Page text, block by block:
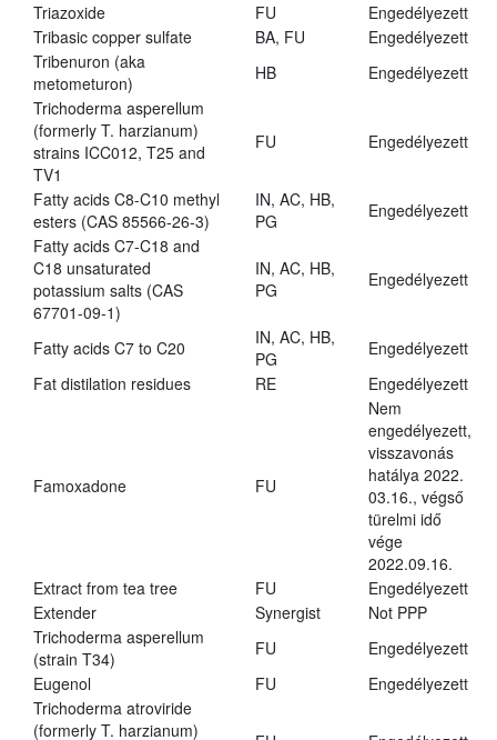
Triazoxide
FU
Engedélyezett
Tribasic copper sulfate
BA, FU
Engedélyezett
Tribenuron (aka
metometuron)
HB
Engedélyezett
Trichoderma asperellum
(formerly T. harzianum)
strains ICC012, T25 and
TV1
FU Engedélyezett
Fatty acids C8-C10 methyl
esters (CAS 85566-26-3)
IN, AC, HB,
PG
Engedélyezett
Fatty acids C7-C18 and
C18 unsaturated
potassium salts (CAS
67701-09-1)
IN, AC, HB,
PG
Engedélyezett
Fatty acids C7 to C20
IN, AC, HB,
PG
Engedélyezett
Fat distilation residues
RE Engedélyezett
Famoxadone FU
Nem
engedélyezett,
visszavonás
hatálya 2022.
03.16., végső
türelmi idő
vége
2022.09.16.
Extract from tea tree
FU
Engedélyezett
Extender
Synergist
Not PPP
Trichoderma asperellum
(strain T34)
FU
Engedélyezett
Eugenol
FU
Engedélyezett
Trichoderma atroviride
(formerly T. harzianum)